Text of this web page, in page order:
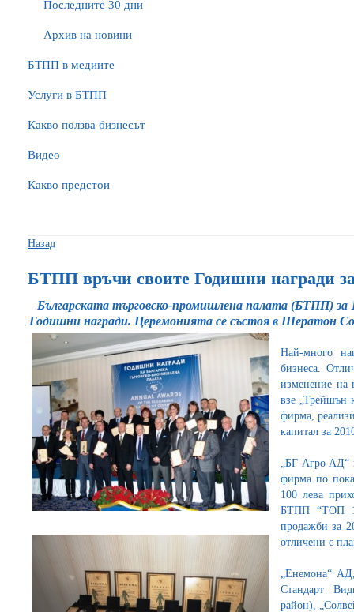
Последните 30 дни
Архив на новини
БTПП в медиите
Услуги в БТПП
Какво ползва бизнесът
Видео
Какво предстои
Назад
БТПП връчи своите Годишни награди
Българската търговско-промишлена палата (БТПП)
Годишни награди. Церемонията се състоя в Шератон
Най-много
бизнеса.
изменение на
взе „Трейшън
фирма,
капитал за
„БГ Агро АД“
фирма по
100 лева
БТПП “ТОП
продажби за
отличени с
„Енемона“
Стандарт
район),